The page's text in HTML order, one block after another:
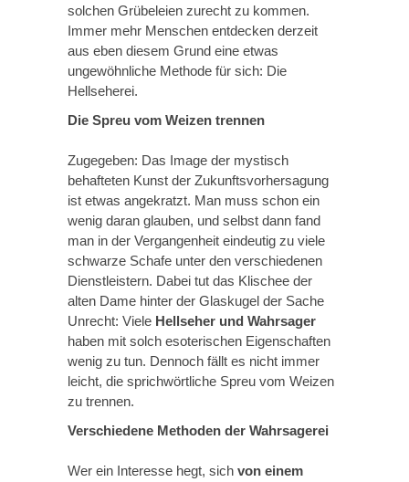
solchen Grübeleien zurecht zu kommen.
Immer mehr Menschen entdecken derzeit
aus eben diesem Grund eine etwas
ungewöhnliche Methode für sich: Die
Hellseherei.
Die Spreu vom Weizen trennen
Zugegeben: Das Image der mystisch
behafteten Kunst der Zukunftsvorhersagung
ist etwas angekratzt. Man muss schon ein
wenig daran glauben, und selbst dann fand
man in der Vergangenheit eindeutig zu viele
schwarze Schafe unter den verschiedenen
Dienstleistern. Dabei tut das Klischee der
alten Dame hinter der Glaskugel der Sache
Unrecht: Viele Hellseher und Wahrsager
haben mit solch esoterischen Eigenschaften
wenig zu tun. Dennoch fällt es nicht immer
leicht, die sprichwörtliche Spreu vom Weizen
zu trennen.
Verschiedene Methoden der Wahrsagerei
Wer ein Interesse hegt, sich von einem